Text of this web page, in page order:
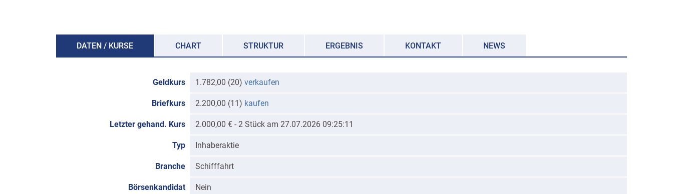
DATEN / KURSE CHART STRUKTUR ERGEBNIS KONTAKT NEWS
Geldkurs 1.782,00 (20) verkaufen
Briefkurs 2.200,00 (11) kaufen
Letzter gehand. Kurs 2.000,00 € - 2 Stück am 27.07.2026 09:25:11
Typ Inhaberaktie
Branche Schifffahrt
Börsenkandidat Nein